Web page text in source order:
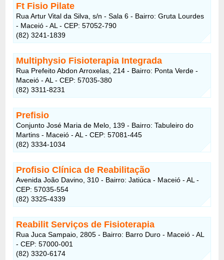
Ft Fisio Pilate
Rua Artur Vital da Silva, s/n - Sala 6 - Bairro: Gruta Lourdes
- Maceió - AL - CEP: 57052-790
(82) 3241-1839
Multiphysio Fisioterapia Integrada
Rua Prefeito Abdon Arroxelas, 214 - Bairro: Ponta Verde -
Maceió - AL - CEP: 57035-380
(82) 3311-8231
Prefisio
Conjunto José Maria de Melo, 139 - Bairro: Tabuleiro do
Martins - Maceió - AL - CEP: 57081-445
(82) 3334-1034
Profisio Clínica de Reabilitação
Avenida João Davino, 310 - Bairro: Jatiúca - Maceió - AL -
CEP: 57035-554
(82) 3325-4339
Reabilit Serviços de Fisioterapia
Rua Juca Sampaio, 2805 - Bairro: Barro Duro - Maceió - AL
- CEP: 57000-001
(82) 3320-6174